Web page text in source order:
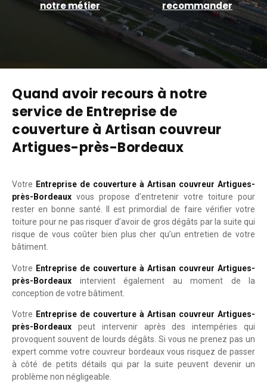
notre métier
recommander
Quand avoir recours à notre
service de Entreprise de
couverture à Artisan couvreur
Artigues-près-Bordeaux
Votre Entreprise de couverture à Artisan couvreur Artigues-
près-Bordeaux vous propose d’entretenir votre toiture pour
rester en bonne santé. Il est primordial de faire vérifier votre
toiture pour ne pas risquer d’avoir de gros dégâts par la suite qui
risque de vous coûter bien plus cher qu’un entretien de votre
bâtiment.
Votre Entreprise de couverture à Artisan couvreur Artigues-
près-Bordeaux intervient également au moment de la
conception de votre bâtiment.
Votre Entreprise de couverture à Artisan couvreur Artigues-
près-Bordeaux peut intervenir après des intempéries qui
provoquent souvent de lourds dégâts. Si vous ne prenez pas un
expert comme votre couvreur bordeaux vous risquez de passer
à côté de petits détails qui par la suite peuvent devenir un
problème non négligeable.